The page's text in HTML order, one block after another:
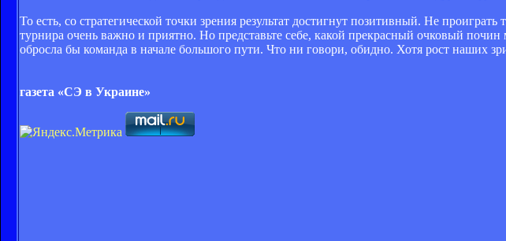
То есть, со стратегической точки зрения результат достигнут позитивный. Не
турнира очень важно и приятно. Но представьте себе, какой прекрасный очковый
обросла бы команда в начале большого пути. Что ни говори, обидно. Хотя рост наших
газета «СЭ в Украине»